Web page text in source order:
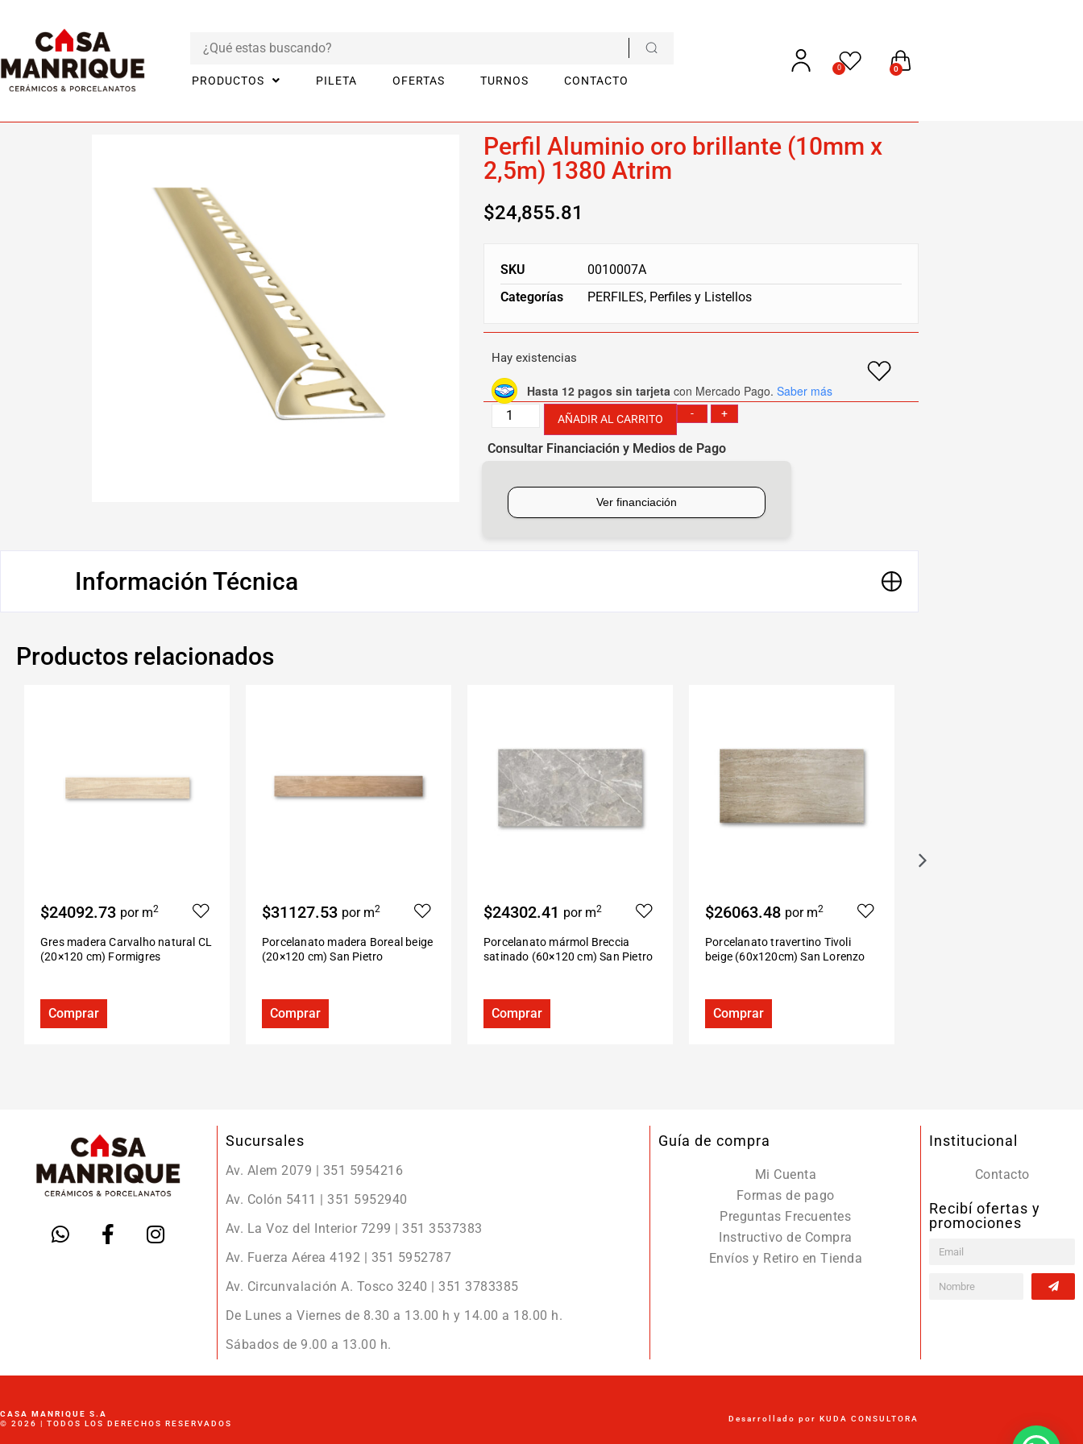
PRODUCTOS PILETA OFERTAS TURNOS CONTACTO
0 0
Perfil Aluminio oro brillante (10mm x
2,5m) 1380 Atrim
$24,855.81
SKU
0010007A
Categorías
PERFILES, Perfiles y Listellos
Hay existencias
Hasta 12 pagos sin tarjeta con Mercado Pago. Saber más
- +
AÑADIR AL CARRITO
Consultar Financiación y Medios de Pago
Información Técnica
Productos relacionados
$24092.73 por m2
Gres madera Carvalho natural CL
(20×120 cm) Formigres
Comprar
$31127.53 por m2
Porcelanato madera Boreal beige
(20×120 cm) San Pietro
Comprar
$24302.41 por m2
Porcelanato mármol Breccia
satinado (60×120 cm) San Pietro
Comprar
$26063.48 por m2
Porcelanato travertino Tivoli
beige (60x120cm) San Lorenzo
Comprar
Sucursales
Av. Alem 2079 | 351 5954216
Av. Colón 5411 | 351 5952940
Av. La Voz del Interior 7299 | 351 3537383
Av. Fuerza Aérea 4192 | 351 5952787
Av. Circunvalación A. Tosco 3240 | 351 3783385
De Lunes a Viernes de 8.30 a 13.00 h y 14.00 a 18.00 h.
Sábados de 9.00 a 13.00 h.
Guía de compra
Mi Cuenta
Formas de pago
Preguntas Frecuentes
Instructivo de Compra
Envíos y Retiro en Tienda
Institucional
Contacto
Recibí ofertas y
promociones
CASA MANRIQUE S.A
© 2026 | TODOS LOS DERECHOS RESERVADOS
Desarrollado por KUDA CONSULTORA